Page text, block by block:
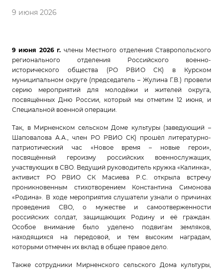
9 июня 2026
9 июня 2026 г. члены Местного отделения Ставропольского
регионального отделения Российского военно-
исторического общества (РО РВИО СК) в Курском
муниципальном округе (председатель – Жулина Г.В.) провели
серию мероприятий для молодёжи и жителей округа,
посвящённых Дню России, который мы отметим 12 июня, и
Специальной военной операции.
Так, в Мирненском сельском Доме культуры (заведующий –
Шаповалова А.А., член РО РВИО СК) прошёл литературно-
патриотический час «Новое время – новые герои»,
посвящённый героизму российских военнослужащих,
участвующих в СВО. Ведущий руководитель кружка «Калинка»,
активист РО РВИО СК Масиева Р.С. открыла встречу
проникновенным стихотворением Константина Симонова
«Родина». В ходе мероприятия слушатели узнали о причинах
проведения СВО, о мужестве и самоотверженности
российских солдат, защищающих Родину и её граждан.
Особое внимание было уделено подвигам земляков,
находящихся на передовой, и тем высоким наградам,
которыми отмечен их вклад в общее правое дело.
Также сотрудники Мирненского сельского Дома культуры,